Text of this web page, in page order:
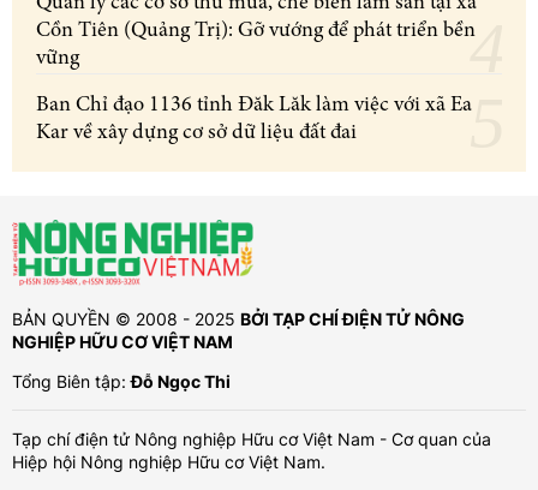
Cồn Tiên (Quảng Trị): Gỡ vướng để phát triển bền
vững
Ban Chỉ đạo 1136 tỉnh Đăk Lăk làm việc với xã Ea
Kar về xây dựng cơ sở dữ liệu đất đai
BẢN QUYỀN © 2008 - 2025 BỞI TẠP CHÍ ĐIỆN TỬ NÔNG
NGHIỆP HỮU CƠ VIỆT NAM
Tổng Biên tập:Đỗ Ngọc Thi
Tạp chí điện tử Nông nghiệp Hữu cơ Việt Nam - Cơ quan của
Hiệp hội Nông nghiệp Hữu cơ Việt Nam.